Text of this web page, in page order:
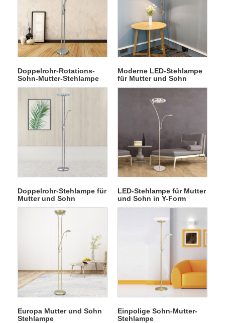
Doppelrohr-Rotations-
Sohn-Mutter-Stehlampe
Moderne LED-Stehlampe
für Mutter und Sohn
Doppelrohr-Stehlampe für
Mutter und Sohn
LED-Stehlampe für Mutter
und Sohn in Y-Form
Europa Mutter und Sohn
Stehlampe
Einpolige Sohn-Mutter-
Stehlampe